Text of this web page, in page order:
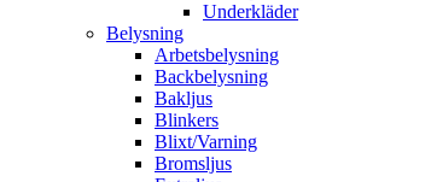
Underkläder
Belysning
Arbetsbelysning
Backbelysning
Bakljus
Blinkers
Blixt/Varning
Bromsljus